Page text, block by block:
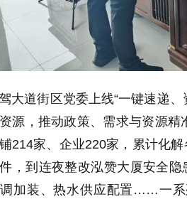
大道街区党委上线“一键速递
源，推动政策、需求与资源精
214家、企业220家，累计化
，到连夜整改泓赞大厦安全
加装、热水供应配置……一系